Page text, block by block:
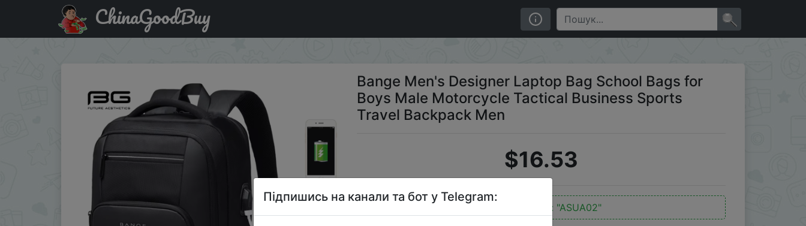
Код на знижку ASUA02 Bange Men's Designer Laptop Bag School Bags for Boys Male Motorcycle Tactical Business Sports Travel Backpack Men
ChinaGoodBuy
Bange Men's Designer Laptop Bag School Bags for
Boys Male Motorcycle Tactical Business Sports
Travel Backpack Men
$16.53
Промокод: "ASUA02"
Підпишись на канали та бот у Telegram: